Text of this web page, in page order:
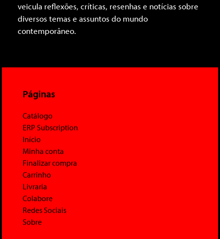
veicula reflexões, críticas, resenhas e notícias sobre
diversos temas e assuntos do mundo
contemporâneo.
Páginas
Catálogo
ERP Subscription
Início
Minha conta
Finalizar compra
Carrinho
Livraria
Colabore
Redes Sociais
Sobre